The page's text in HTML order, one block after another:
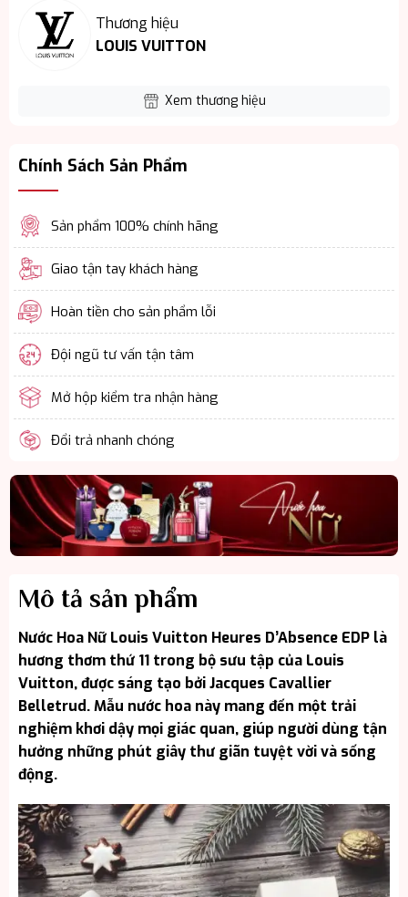
Thương hiệu
LOUIS VUITTON
Xem thương hiệu
Chính Sách Sản Phẩm
Sản phẩm 100% chính hãng
Giao tận tay khách hàng
Hoàn tiền cho sản phẩm lỗi
Đội ngũ tư vấn tận tâm
Mở hộp kiểm tra nhận hàng
Đổi trả nhanh chóng
Mô tả sản phẩm
Nước Hoa Nữ Louis Vuitton Heures D’Absence EDP là
hương thơm thứ 11 trong bộ sưu tập của Louis
Vuitton, được sáng tạo bởi Jacques Cavallier
Belletrud. Mẫu nước hoa này mang đến một trải
nghiệm khơi dậy mọi giác quan, giúp người dùng tận
hưởng những phút giây thư giãn tuyệt vời và sống
động.